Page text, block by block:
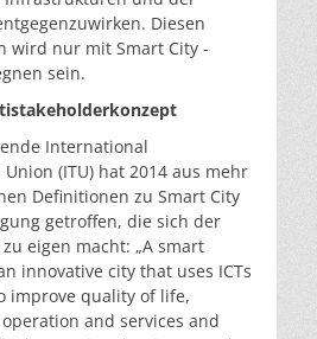
Diesen
wird nur mit Smart City -
sein.
International
(ITU) hat 2014 aus mehr
Definitionen zu Smart City
getroffen, die sich der
eigen macht: „A smart
innovative city that uses ICTs
improve quality of life,
and services and